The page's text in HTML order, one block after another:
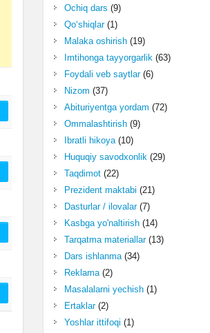
Ochiq dars (9)
Qo‘shiqlar(1)
Malaka oshirish(19)
Imtihonga tayyorgarlik(63)
Foydali veb saytlar(6)
Nizom (37)
Abituriyentga yordam (72)
Ommalashtirish(9)
Ibratli hikoya(10)
Huquqiy savodxonlik(29)
Taqdimot(22)
Prezident maktabi (21)
Dasturlar / ilovalar(7)
Kasbga yo'naltirish(14)
Tarqatma materiallar(13)
Dars ishlanma(34)
Reklama(2)
Masalalarni yechish(1)
Ertaklar(2)
Yoshlar ittifoqi (1)